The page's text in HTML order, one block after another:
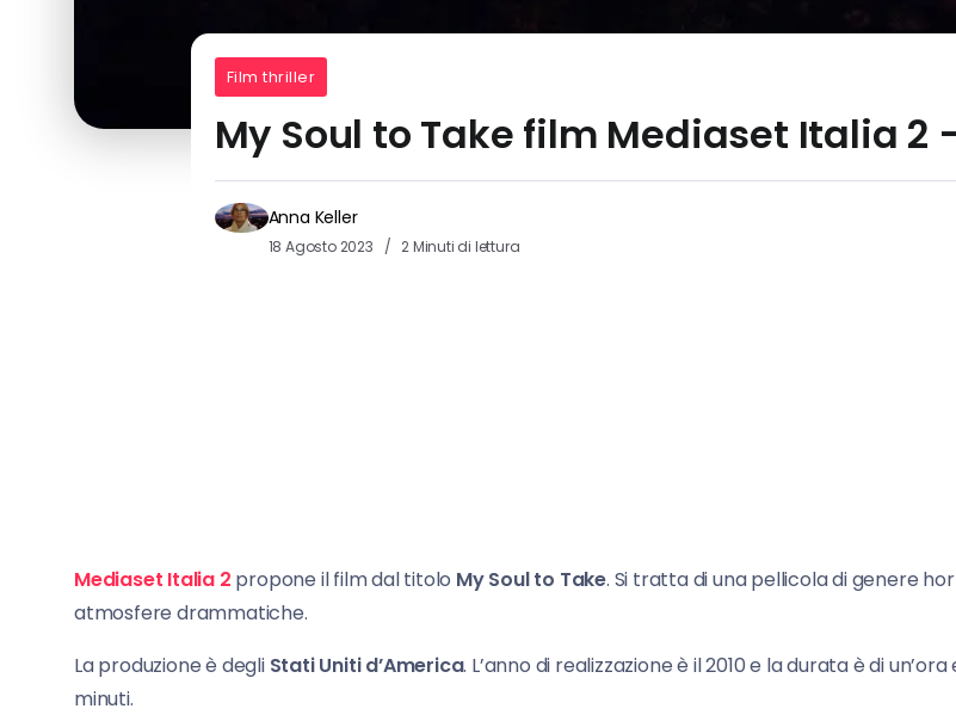
Film thriller
My Soul to Take film Mediaset Italia
Anna Keller
18 Agosto 2023 2 Minuti di lettura
Mediaset Italia 2 propone il film dal titolo My Soul to Take. Si tratta di una pellicola di genere
atmosfere drammatiche.
La produzione è degli Stati Uniti d’America. L’anno di realizzazione è il 2010 e la durata è di un’ora
minuti.